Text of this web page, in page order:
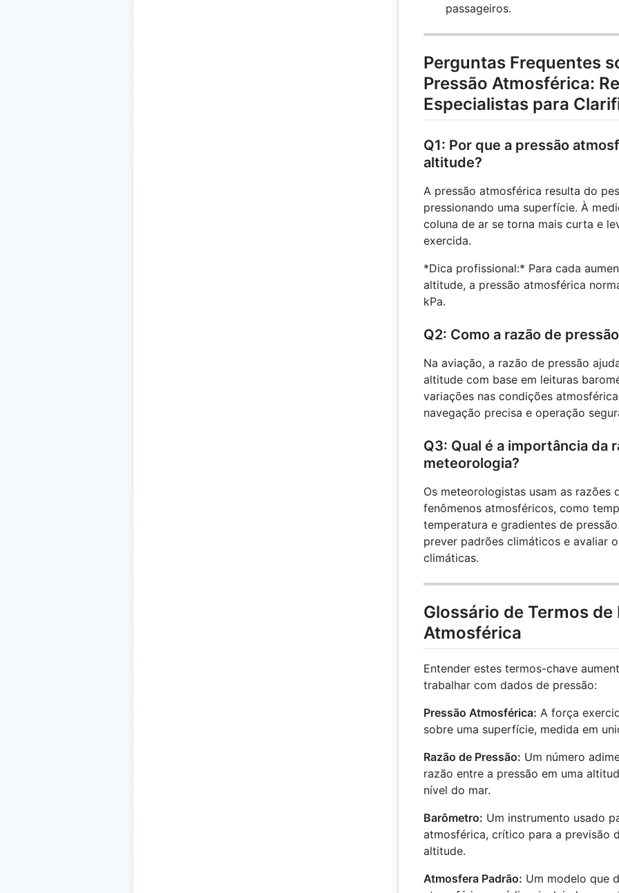
passageiros.
Perguntas Frequentes
Pressão Atmosférica:
Especialistas para
Q1: Por que a pressão
altitude?
A pressão atmosférica resulta do
pressionando uma superfície. À
coluna de ar se torna mais curta e
exercida.
*Dica profissional:* Para cada
altitude, a pressão atmosférica
kPa.
Q2: Como a razão de
Na aviação, a razão de pressão
altitude com base em leituras
variações nas condições
navegação precisa e operação
Q3: Qual é a importância da
meteorologia?
Os meteorologistas usam as razões
fenômenos atmosféricos, como
temperatura e gradientes de
prever padrões climáticos e avaliar
climáticas.
Glossário de Termos de
Atmosférica
Entender estes termos-chave
trabalhar com dados de pressão:
Pressão Atmosférica: A força
sobre uma superfície, medida em
Razão de Pressão: Um número
razão entre a pressão em uma
nível do mar.
Barômetro: Um instrumento usado
atmosférica, crítico para a previsão
altitude.
Atmosfera Padrão: Um modelo que